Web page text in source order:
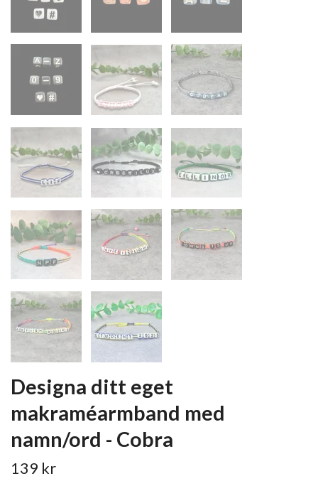
Designa ditt eget
makraméarmband med
namn/ord - Cobra
139 kr